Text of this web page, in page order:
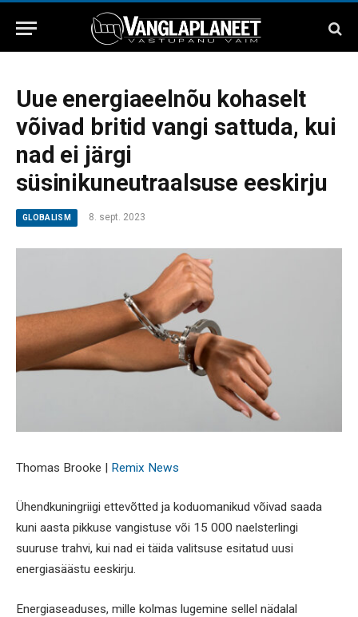
Uue energiaeelnõu kohaselt
võivad britid vangi sattuda, kui
nad ei järgi
süsinikuneutraalsuse eeskirju
GLOBALISM 8. sept. 2023
Thomas Brooke | Remix News
Ühendkuningriigi ettevõtted ja koduomanikud võivad saada
kuni aasta pikkuse vangistuse või 15 000 naelsterlingi
suuruse trahvi, kui nad ei täida valitsuse esitatud uusi
energiasäästu eeskirju.
Energiaseaduses, mille kolmas lugemine sellel nädalal